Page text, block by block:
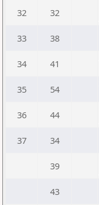
32 32
33 38
34 41
35 54
36 44
37 34
39
43